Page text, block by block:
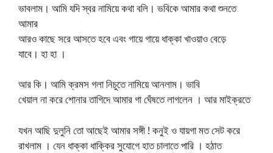
ভাবলাম। আমি যদি স্বর নামিয়ে কথা বলি। ভবিকে আমার কথা শুনতে
আমার
আরও কাছে সরে আসতে হবে এবং গায়ে গায়ে ধাক্কা খাওয়াও বেড়ে
যাবে। হা হা ।
আর কি। আমি ক্রমস গলা নিচুতে নামিয়ে আনলাম। ভাবি
খেয়াল না করে শোনার তাগিদে আমার গা ঘেঁষতে লাগলেন । আর মাইক্রতে
যখন আছি দুলুনি তো আছেই আমার সঙ্গী ! কনুই ও যায়গা মত সেট করে
রাখলাম । যেন ধাক্কা ধাক্কির সুযোগে হাত চালাতে পারি । হঠাত